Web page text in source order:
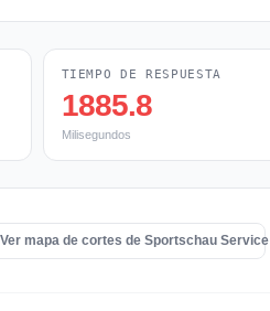
TIEMPO DE RESPUESTA
1885.8
Milisegundos
Ver mapa de cortes de Sportschau Service